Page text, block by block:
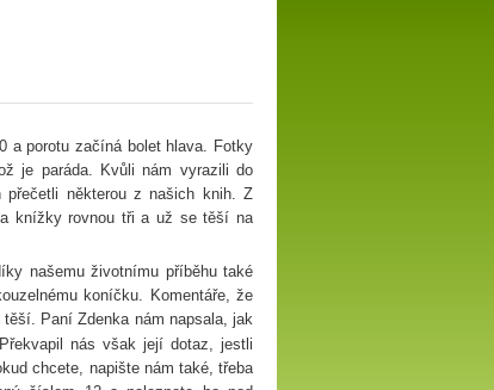
a porotu začíná bolet hlava. Fotky
je paráda. Kvůli nám vyrazili do
přečetli některou z našich knih. Z
knížky rovnou tři a už se těší na
našemu životnímu příběhu také
koníčku. Komentáře, že
Paní Zdenka nám napsala, jak
nás však její dotaz, jestli
chcete, napište nám také, třeba